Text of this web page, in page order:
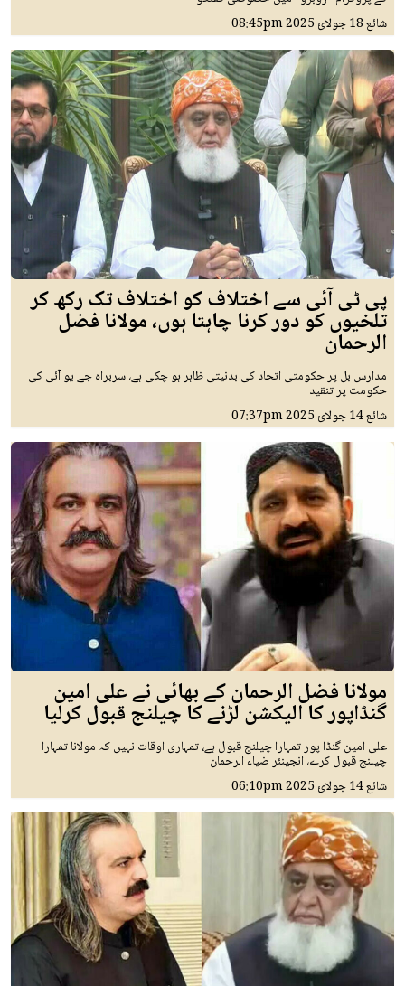
شائع18 جولائ 2025 08:45pm
پی ٹی آئی سے اختلاف کو اختلاف تک رکھ کر
تلخیوں کو دور کرنا چاہتا ہوں، مولانا فضل
الرحمان
مدارس بل پر حکومتی اتحاد کی بدنیتی ظاہر ہو چکی ہے، سربراہ جے یو آئی کی
حکومت پر تنقید
شائع14 جولائ 2025 07:37pm
مولانا فضل الرحمان کے بھائی نے علی امین
گنڈاپور کا الیکشن لڑنے کا چیلنج قبول کرلیا
علی امین گنڈا پور تمہارا چیلنج قبول ہے، تمہاری اوقات نہیں کہ مولانا تمہارا
چیلنج قبول کرے، انجینئر ضیاء الرحمان
شائع14 جولائ 2025 06:10pm